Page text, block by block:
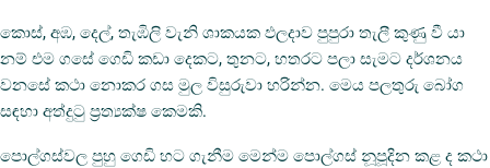
කොස්, අඹ, දෙල්, තැඹිලි වැනි ශාකයක ඵලදාව පුපුරා තැලී කුණු වී යා
නම් එම ගසේ ගෙඩි කඩා දෙකට, තුනට, හතරට පලා සැමට දර්ශනය
වනසේ කථා නොකර ගස මුල විසුරුවා හරින්න. මෙය පලතුරු බෝග
සඳහා අත්දුටු ප්‍රත්‍යක්ෂ කෙමකි.
පොල්ගස්වල පුහු ගෙඩි හට ගැනීම මෙන්ම පොල්ගස් නූපූදින කළ ද කථා